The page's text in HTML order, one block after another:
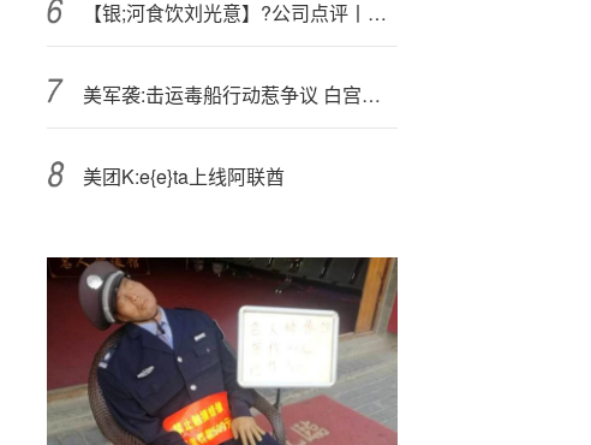
【银;河食饮刘光意】?公司点评丨洽洽食品 ：主业短期仍有压力，积极布局新渠道与新品类
美军袭:击运毒船行动惹争议 白宫证实曾实施二次打击
美团K:e{e}ta上线阿联酋